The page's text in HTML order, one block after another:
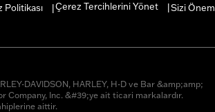
Politikası Çerez Tercihlerini Yönet Sizi
DAVIDSON, HARLEY, H-D ve Bar &amp;amp;
Company, Inc. &#39;ye ait ticari markalardır.
aittir.